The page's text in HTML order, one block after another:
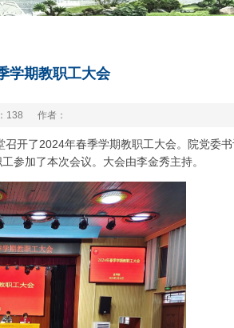
学期教职工大会
138 作者：
开了2024年春季学期教职工大会。院党委
参加了本次会议。大会由李金秀主持。